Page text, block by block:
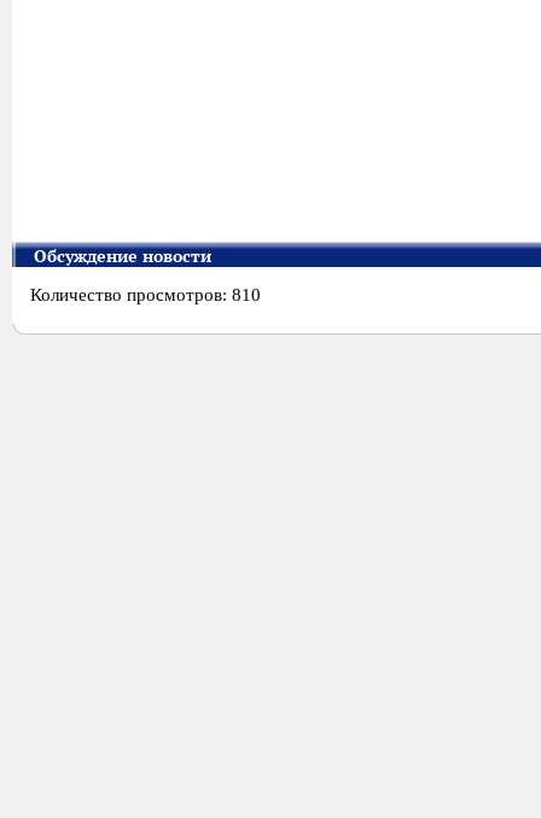
Обсуждение новости
Количество просмотров: 810